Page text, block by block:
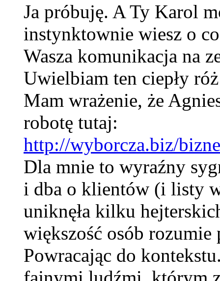
Ja próbuję. A Ty Karol
instynktownie wiesz o
Wasza komunikacja na
Uwielbiam ten ciepły
Mam wrażenie, że
robotę tutaj:
http://wyborcza.biz/
Dla mnie to wyraźny
i dba o klientów (i listy
uniknęła kilku
większość osób rozumie
Powracając do